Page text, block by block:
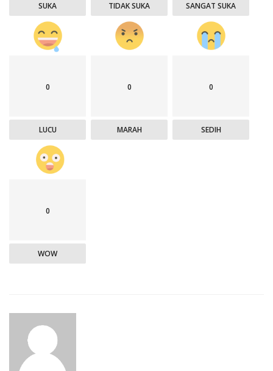
SUKA TIDAK SUKA SANGAT SUKA
0
LUCU
0
MARAH
0
SEDIH
0
WOW